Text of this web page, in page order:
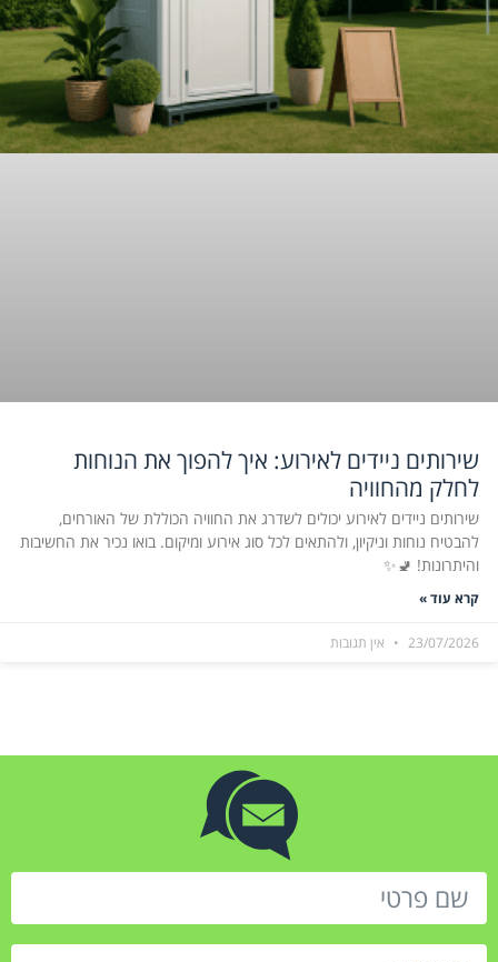
שירותים ניידים לאירוע: איך להפוך את הנוחות
לחלק מהחוויה
שירותים ניידים לאירוע יכולים לשדרג את החוויה הכוללת של האורחים,
להבטיח נוחות וניקיון, ולהתאים לכל סוג אירוע ומיקום. בואו נכיר את החשיבות
והיתרונות! 🚽✨
קרא עוד »
23/07/2026 אין תגובות